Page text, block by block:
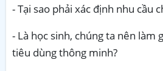
- Tại sao phải xác định nhu cầu
- Là học sinh, chúng ta nên làm
tiêu dùng thông minh?